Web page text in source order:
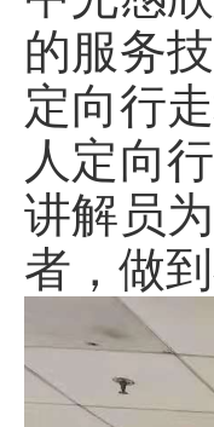
的服务
定向行
人定向
讲解员
者，做